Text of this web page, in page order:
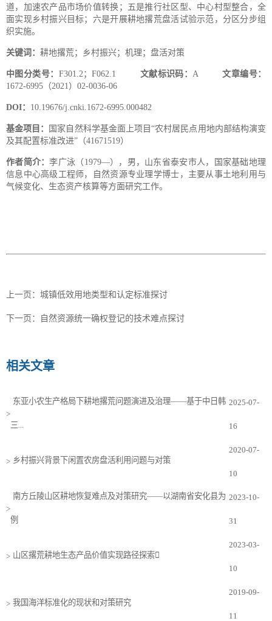
道，加速农产品市场价值转换；五是推行社区型、中心村型整合，全
面实现乡村振兴目标；六是开展耕地撂荒盘活试验示范，分区分步组
织实施。
关键词： 耕地撂荒；乡村振兴；机理；盘活对策
中图分类号： F301.2；F062.1 文献标识码：A文章编号：
1672-6995（2021）02-0036-06
DOI： 10.19676/j.cnki.1672-6995.000482
基金项目：
国家自然科学基金面上项目“农村居民点用地内部结构演变
及其配置标准改进”（41671519）
作者简介：李广泳（1979—），男，山东省泰安市人，国家基础地理
信息中心高级工程师，自然资源专业理学博士，主要从事土地利用与
气候变化、生态资产核算等方面研究工作。
上一页： 城镇低效用地类型和认定标准探讨
下一页： 自然资源统一确权登记的技术难点探讨
相关文章
>
东亚小农生产格局下耕地撂荒问题演进及治理——基于中日韩
三...
2025-07-
16
> 乡村振兴背景下闲置农房盘活利用问题与对策
2020-07-
10
>
南方丘陵山区耕地恢复难点及对策研究——以湖南省安化县为
例
2023-10-
31
> 山区撂荒耕地生态产品价值实现路径探索
2023-03-
10
> 我国海洋标准化的现状和对策研究
2019-09-
11